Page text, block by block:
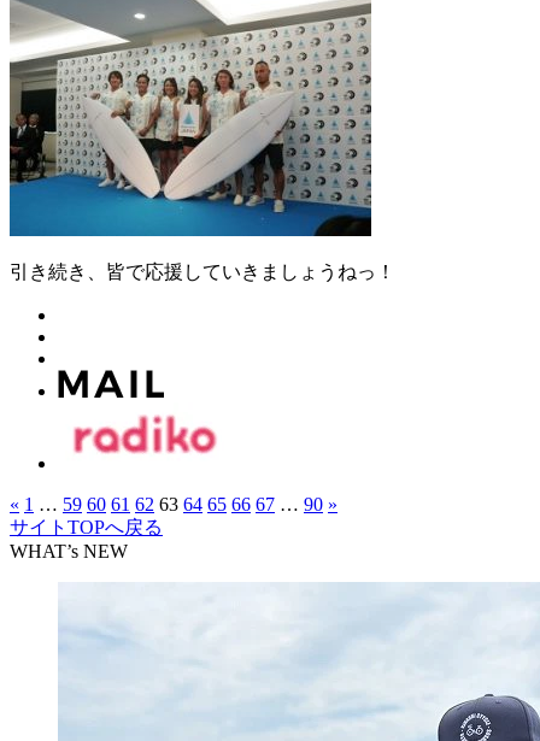
引き続き、皆で応援していきましょうねっ！
« 1 … 59 60 61 62 63 64 65 66 67 … 90 »
サイトTOPへ戻る
WHAT’s NEW